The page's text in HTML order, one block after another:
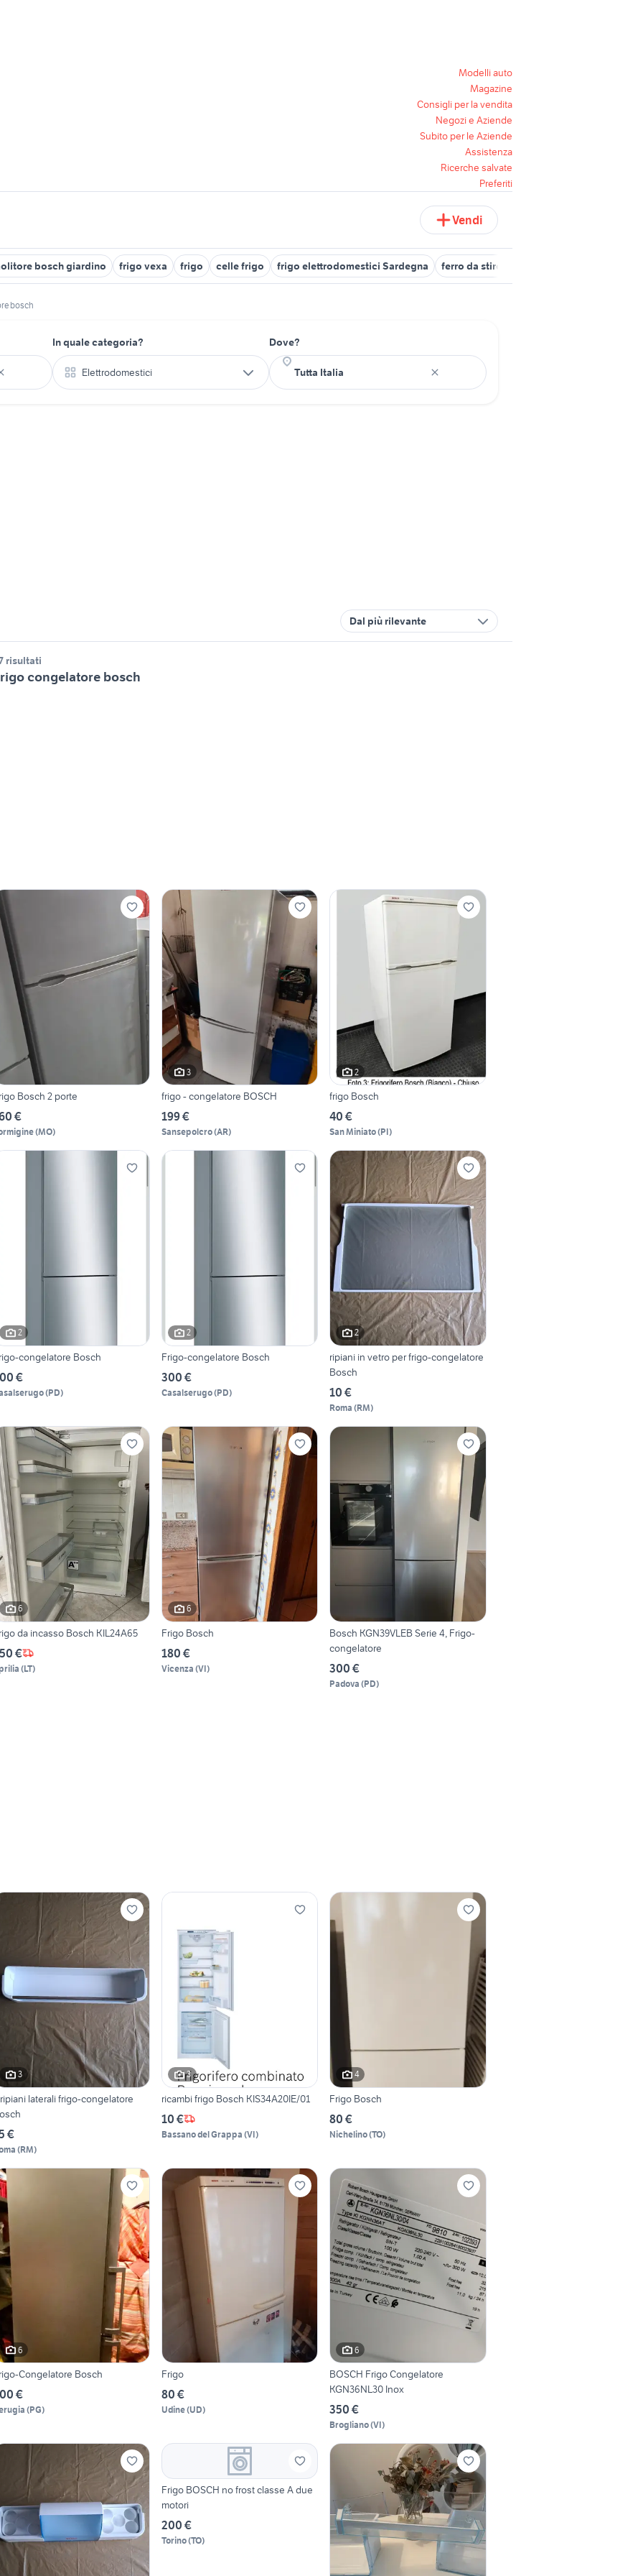
Modelli auto
Magazine
Consigli per la vendita
Negozi e Aziende
Subito per le Aziende
Assistenza
Ricerche salvate
Preferiti
Vendi
bosch giardino frigo vexa frigo celle frigo frigo elettrodomestici Sardegna ferro da stiro bosch sensixx
bosch
In quale categoria?
Elettrodomestici
Dove?
Dal più rilevante
risultati
congelatore bosch
Bosch 2 porte
€
(MO)
3
frigo - congelatore BOSCH
199 €
Sansepolcro(AR)
2
frigo Bosch
40 €
San Miniato(PI)
2
congelatore Bosch
€
(PD)
2
Frigo-congelatore Bosch
300 €
Casalserugo(PD)
2
ripiani in vetro per frigo-congelatore
Bosch
10 €
Roma (RM)
6
da incasso Bosch KIL24A65
€
(LT)
6
Frigo Bosch
180 €
Vicenza (VI)
Bosch KGN39VLEB Serie 4, Frigo-
congelatore
300 €
Padova (PD)
3
laterali frigo-congelatore
€
(RM)
3
ricambi frigo Bosch KIS34A20IE/01
10 €
Bassano del Grappa (VI)
4
Frigo Bosch
80 €
Nichelino(TO)
6
Congelatore Bosch
€
(PG)
Frigo
80 €
Udine(UD)
6
BOSCH Frigo Congelatore
KGN36NL30 Inox
350 €
Brogliano(VI)
Frigo BOSCH no frost classe A due
motori
200 €
Torino(TO)